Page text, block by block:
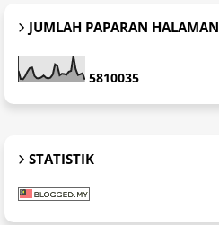
JUMLAH PAPARAN HALAMAN
5810035
STATISTIK